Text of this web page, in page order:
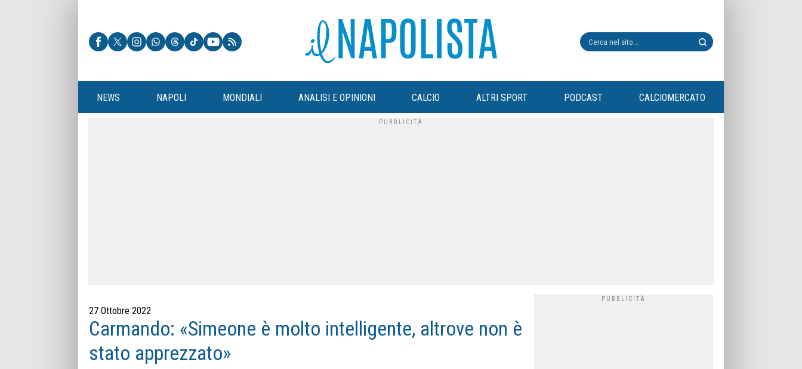
NEWS NAPOLI MONDIALI ANALISI E OPINIONI CALCIO ALTRI SPORT PODCAST CALCIOMERCATO
27 Ottobre 2022
Carmando: «Simeone è molto intelligente, altrove non è
stato apprezzato»